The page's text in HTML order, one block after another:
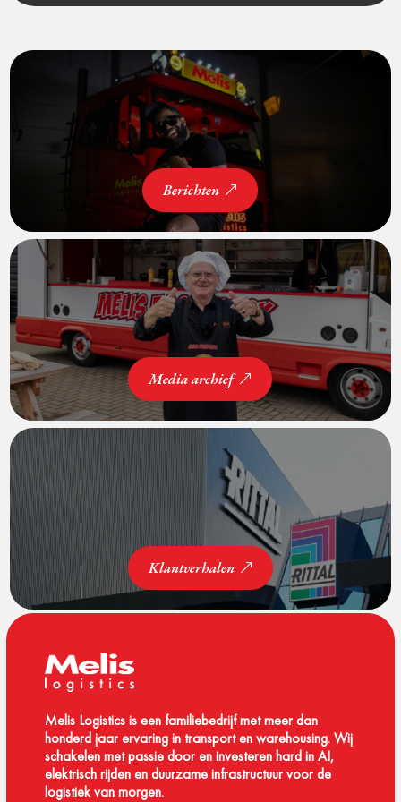
Berichten
Media archief
Klantverhalen
Melis Logistics is een familiebedrijf met meer dan
honderd jaar ervaring in transport en warehousing. Wij
schakelen met passie door en investeren hard in AI,
elektrisch rijden en duurzame infrastructuur voor de
logistiek van morgen.